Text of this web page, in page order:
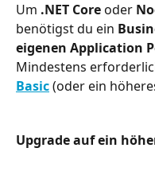
Um .NET Core oder
benötigst du ein
eigenen Application
Mindestens
Basic(oder ein
Upgrade auf ein